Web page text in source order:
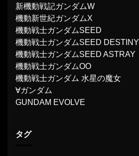
新機動戦記ガンダムW
機動新世紀ガンダムX
機動戦士ガンダムSEED
機動戦士ガンダムSEED DESTINY
機動戦士ガンダムSEED ASTRAY
機動戦士ガンダムOO
機動戦士ガンダム 水星の魔女
∀ガンダム
GUNDAM EVOLVE
タグ